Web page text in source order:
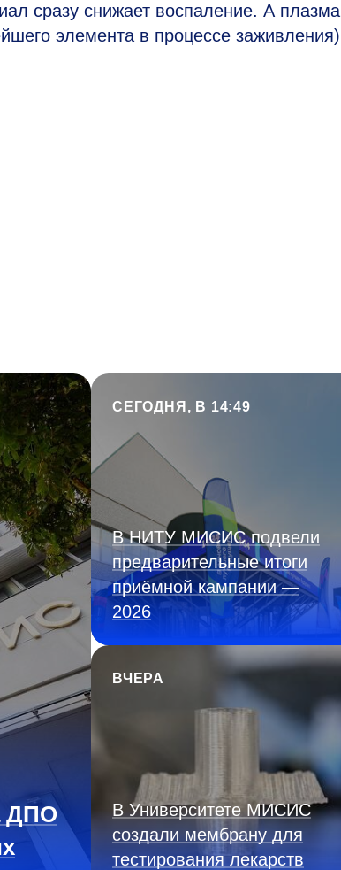
сразу снижает воспаление. А плазма
элемента в процессе заживления)
ДПО
СЕГОДНЯ, В 14:49
В НИТУ МИСИС подвели
предварительные итоги
приёмной кампании —
2026
ВЧЕРА
В Университете МИСИС
создали мембрану для
тестирования лекарств